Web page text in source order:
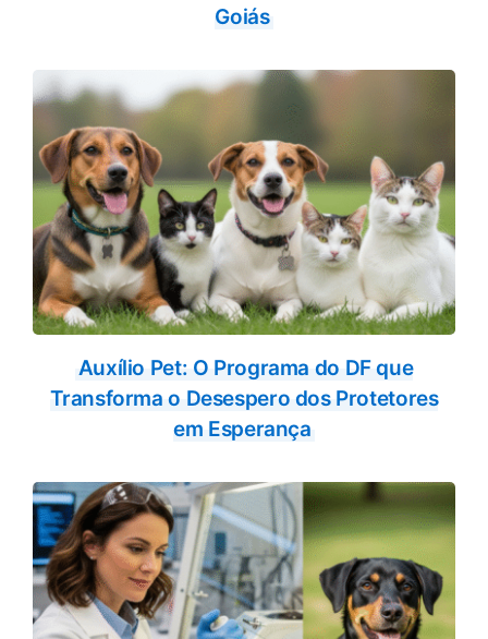
Goiás
Auxílio Pet: O Programa do DF que
Transforma o Desespero dos Protetores
em Esperança